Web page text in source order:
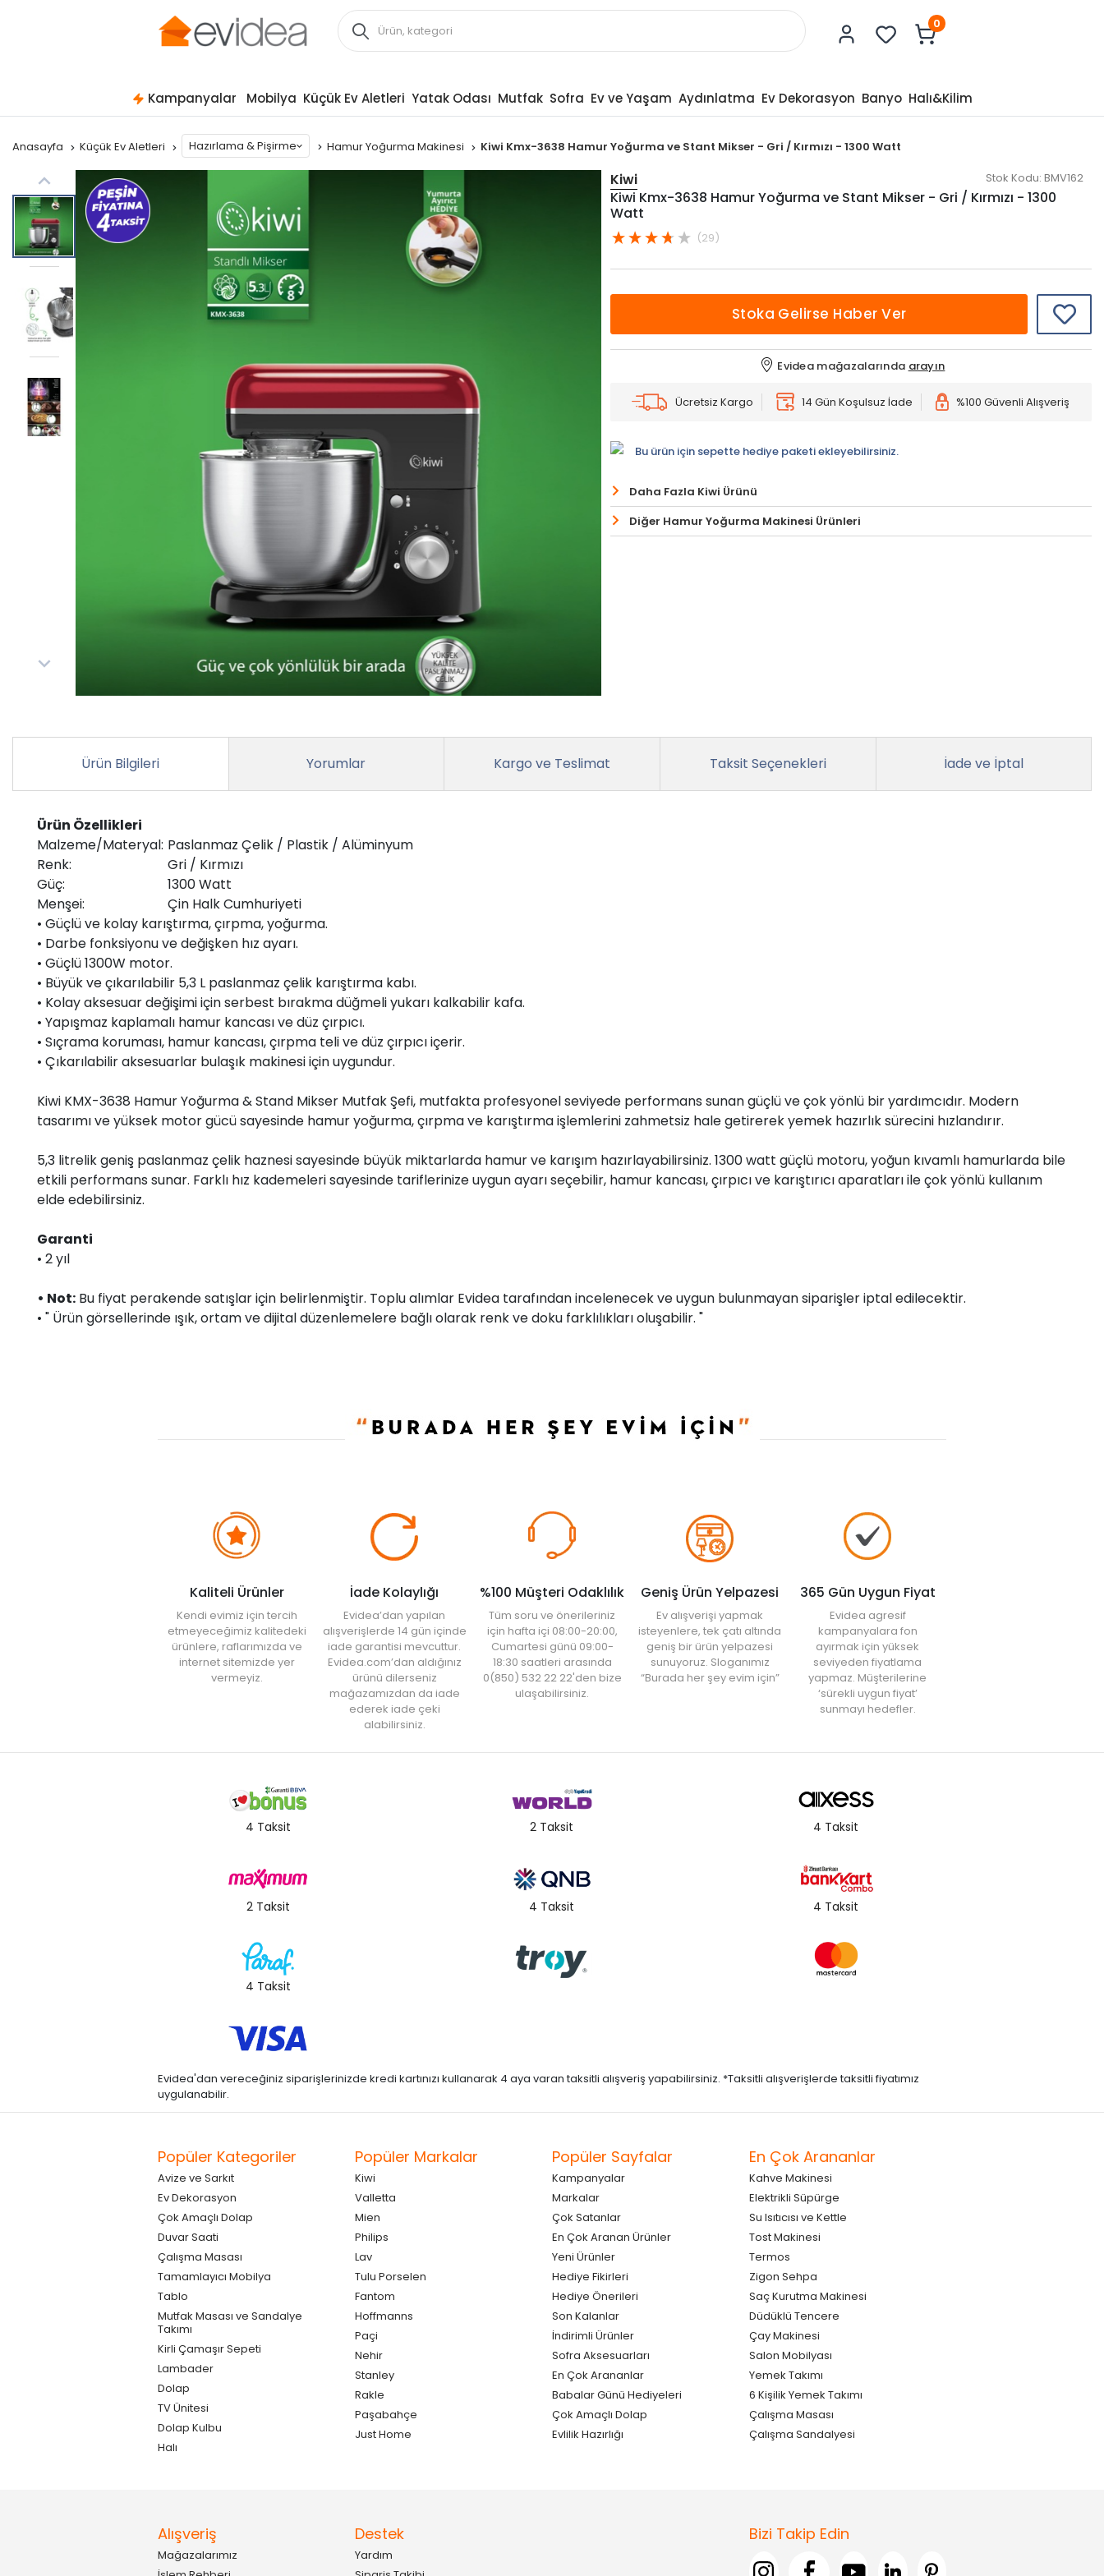
0
Kampanyalar Mobilya Küçük Ev Aletleri Yatak Odası Mutfak Sofra Ev ve Yaşam Aydınlatma Ev Dekorasyon Banyo Halı&Kilim
Anasayfa Küçük Ev Aletleri Hazırlama & Pişirme Hamur Yoğurma Makinesi Kiwi Kmx-3638 Hamur Yoğurma ve Stant Mikser - Gri / Kırmızı - 1300 Watt
Kiwi Stok Kodu: BMV162
Kiwi Kmx-3638 Hamur Yoğurma ve Stant Mikser - Gri / Kırmızı - 1300
Watt
(29)
Stoka Gelirse Haber Ver
Evidea mağazalarında arayın
Ücretsiz Kargo 14 Gün Koşulsuz İade %100 Güvenli Alışveriş
Bu ürün için sepette hediye paketi ekleyebilirsiniz.
Daha Fazla Kiwi Ürünü
Diğer Hamur Yoğurma Makinesi Ürünleri
Ürün Bilgileri Yorumlar Kargo ve Teslimat Taksit Seçenekleri İade ve İptal
Ürün Özellikleri
Malzeme/Materyal: Paslanmaz Çelik / Plastik / Alüminyum
Renk:
Gri / Kırmızı
Güç:
1300 Watt
Menşei:
Çin Halk Cumhuriyeti
• Güçlü ve kolay karıştırma, çırpma, yoğurma.
• Darbe fonksiyonu ve değişken hız ayarı.
• Güçlü 1300W motor.
• Büyük ve çıkarılabilir 5,3 L paslanmaz çelik karıştırma kabı.
• Kolay aksesuar değişimi için serbest bırakma düğmeli yukarı kalkabilir kafa.
• Yapışmaz kaplamalı hamur kancası ve düz çırpıcı.
• Sıçrama koruması, hamur kancası, çırpma teli ve düz çırpıcı içerir.
• Çıkarılabilir aksesuarlar bulaşık makinesi için uygundur.
Kiwi KMX-3638 Hamur Yoğurma & Stand Mikser Mutfak Şefi, mutfakta profesyonel seviyede performans sunan güçlü ve çok yönlü bir yardımcıdır. Modern
tasarımı ve yüksek motor gücü sayesinde hamur yoğurma, çırpma ve karıştırma işlemlerini zahmetsiz hale getirerek yemek hazırlık sürecini hızlandırır.
5,3 litrelik geniş paslanmaz çelik haznesi sayesinde büyük miktarlarda hamur ve karışım hazırlayabilirsiniz. 1300 watt güçlü motoru, yoğun kıvamlı hamurlarda bile
etkili performans sunar. Farklı hız kademeleri sayesinde tariflerinize uygun ayarı seçebilir, hamur kancası, çırpıcı ve karıştırıcı aparatları ile çok yönlü kullanım
elde edebilirsiniz.
Garanti
• 2 yıl
• Not: Bu fiyat perakende satışlar için belirlenmiştir. Toplu alımlar Evidea tarafından incelenecek ve uygun bulunmayan siparişler iptal edilecektir.
• " Ürün görsellerinde ışık, ortam ve dijital düzenlemelere bağlı olarak renk ve doku farklılıkları oluşabilir. "
Kaliteli Ürünler
Kendi evimiz için tercih
etmeyeceğimiz kalitedeki
ürünlere, raflarımızda ve
internet sitemizde yer
vermeyiz.
İade Kolaylığı
Evidea’dan yapılan
alışverişlerde 14 gün içinde
iade garantisi mevcuttur.
Evidea.com’dan aldığınız
ürünü dilerseniz
mağazamızdan da iade
ederek iade çeki
alabilirsiniz.
%100 Müşteri Odaklılık
Tüm soru ve önerileriniz
için hafta içi 08:00-20:00,
Cumartesi günü 09:00-
18:30 saatleri arasında
0(850) 532 22 22'den bize
ulaşabilirsiniz.
Geniş Ürün Yelpazesi
Ev alışverişi yapmak
isteyenlere, tek çatı altında
geniş bir ürün yelpazesi
sunuyoruz. Sloganımız
“Burada her şey evim için”
365 Gün Uygun Fiyat
Evidea agresif
kampanyalara fon
ayırmak için yüksek
seviyeden fiyatlama
yapmaz. Müşterilerine
‘sürekli uygun fiyat’
sunmayı hedefler.
4 Taksit 2 Taksit 4 Taksit
2 Taksit 4 Taksit 4 Taksit
4 Taksit
Evidea'dan vereceğiniz siparişlerinizde kredi kartınızı kullanarak 4 aya varan taksitli alışveriş yapabilirsiniz. *Taksitli alışverişlerde taksitli fiyatımız
uygulanabilir.
Popüler Kategoriler
Avize ve Sarkıt
Ev Dekorasyon
Çok Amaçlı Dolap
Duvar Saati
Çalışma Masası
Tamamlayıcı Mobilya
Tablo
Mutfak Masası ve Sandalye
Takımı
Kirli Çamaşır Sepeti
Lambader
Dolap
TV Ünitesi
Dolap Kulbu
Halı
Popüler Markalar
Kiwi
Valletta
Mien
Philips
Lav
Tulu Porselen
Fantom
Hoffmanns
Paçi
Nehir
Stanley
Rakle
Paşabahçe
Just Home
Popüler Sayfalar
Kampanyalar
Markalar
Çok Satanlar
En Çok Aranan Ürünler
Yeni Ürünler
Hediye Fikirleri
Hediye Önerileri
Son Kalanlar
İndirimli Ürünler
Sofra Aksesuarları
En Çok Arananlar
Babalar Günü Hediyeleri
Çok Amaçlı Dolap
Evlilik Hazırlığı
En Çok Arananlar
Kahve Makinesi
Elektrikli Süpürge
Su Isıtıcısı ve Kettle
Tost Makinesi
Termos
Zigon Sehpa
Saç Kurutma Makinesi
Düdüklü Tencere
Çay Makinesi
Salon Mobilyası
Yemek Takımı
6 Kişilik Yemek Takımı
Çalışma Masası
Çalışma Sandalyesi
Alışveriş
Mağazalarımız
Destek
Yardım
Bizi Takip Edin